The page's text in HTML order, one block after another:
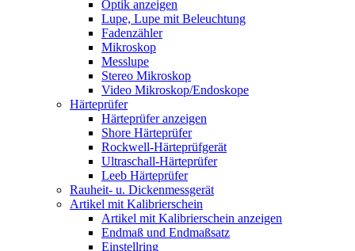
Optik anzeigen
Lupe, Lupe mit Beleuchtung
Fadenzähler
Mikroskop
Messlupe
Stereo Mikroskop
Video Mikroskop/Endoskope
Härteprüfer
Härteprüfer anzeigen
Shore Härteprüfer
Rockwell-Härteprüfgerät
Ultraschall-Härteprüfer
Leeb Härteprüfer
Rauheit- u. Dickenmessgerät
Artikel mit Kalibrierschein
Artikel mit Kalibrierschein anzeigen
Endmaß und Endmaßsatz
Einstellring